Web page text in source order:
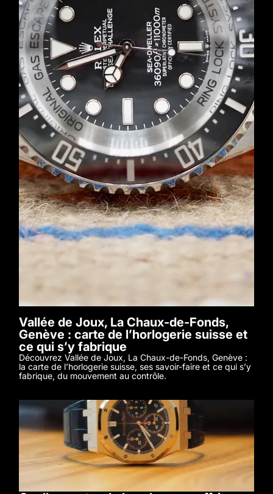
Vallée de Joux, La Chaux-de-Fonds,
Genève : carte de l’horlogerie suisse et
ce qui s’y fabrique
Découvrez Vallée de Joux, La Chaux-de-Fonds, Genève :
la carte de l’horlogerie suisse, ses savoir-faire et ce qui s’y
fabrique, du mouvement au contrôle.